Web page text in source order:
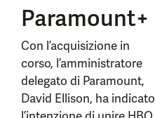
Paramount+
Con l’acquisizione in
corso, l’amministratore
delegato di Paramount,
David Ellison, ha indicato